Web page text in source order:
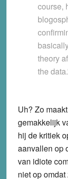
course,
theory
the
Uh? Zo
gemakkelijk
hij de kritiek
aanvallen op
van idiote
niet op